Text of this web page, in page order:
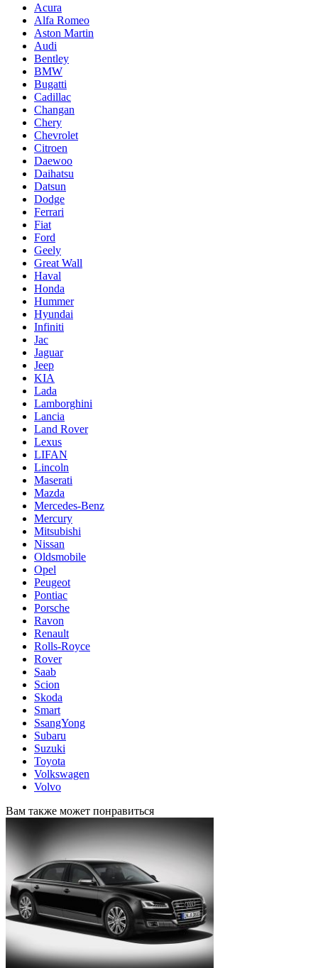
Acura
Alfa Romeo
Aston Martin
Audi
Bentley
BMW
Bugatti
Cadillac
Changan
Chery
Chevrolet
Citroen
Daewoo
Daihatsu
Datsun
Dodge
Ferrari
Fiat
Ford
Geely
Great Wall
Haval
Honda
Hummer
Hyundai
Infiniti
Jac
Jaguar
Jeep
KIA
Lada
Lamborghini
Lancia
Land Rover
Lexus
LIFAN
Lincoln
Maserati
Mazda
Mercedes-Benz
Mercury
Mitsubishi
Nissan
Oldsmobile
Opel
Peugeot
Pontiac
Porsche
Ravon
Renault
Rolls-Royce
Rover
Saab
Scion
Skoda
Smart
SsangYong
Subaru
Suzuki
Toyota
Volkswagen
Volvo
Вам также может понравиться